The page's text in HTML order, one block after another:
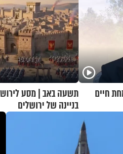
חיים
תשעה באב | מסע
בניינה של ירושלים